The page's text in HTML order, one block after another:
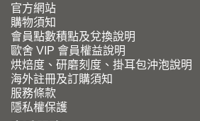
官方網站
購物須知
會員點數積點及兌換說明
歐舍 VIP 會員權益說明
烘焙度、研磨刻度、掛耳包沖泡說明
海外註冊及訂購須知
服務條款
隱私權保護